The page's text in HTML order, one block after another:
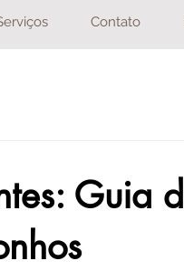
Contato
Guia